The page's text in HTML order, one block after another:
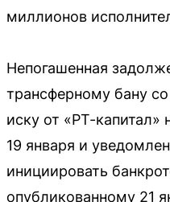
миллионов
Непогашенная
трансферному бану
иску от «РТ-
19 января и
инициировать
опубликованному 21